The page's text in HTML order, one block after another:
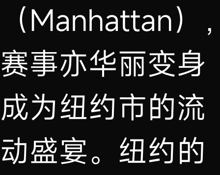
（Manhattan）
赛事亦华丽变身
成为纽约市的流
动盛宴。纽约的